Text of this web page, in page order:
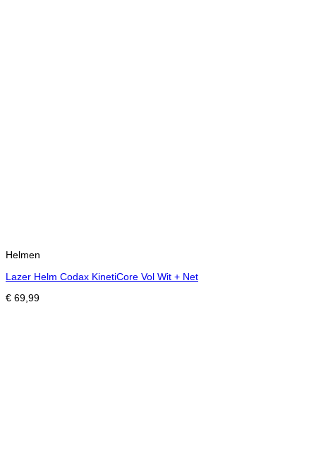
Helmen
Lazer Helm Codax KinetiCore Vol Wit + Net
€ 69,99